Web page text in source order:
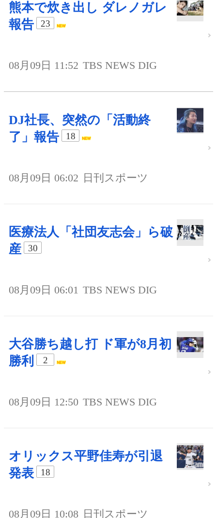
熊本で炊き出し ダレノガレ
報告
23
08月09日 11:52 TBS NEWS DIG
DJ社長、突然の「活動終
了」報告
18
08月09日 06:02 日刊スポーツ
医療法人「社団友志会」ら破
産
30
08月09日 06:01 TBS NEWS DIG
大谷勝ち越し打 ド軍が8月初
勝利
2
08月09日 12:50 TBS NEWS DIG
オリックス平野佳寿が引退
発表
18
08月09日 10:08 日刊スポーツ